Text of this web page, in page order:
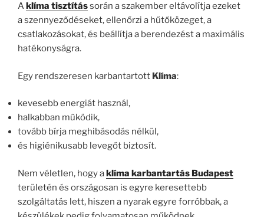
A klíma tisztítássorán a szakember eltávolítja ezeket
a szennyeződéseket, ellenőrzi a hűtőközeget, a
csatlakozásokat, és beállítja a berendezést a maximális
hatékonyságra.
Egy rendszeresen karbantartott Klíma:
kevesebb energiát használ,
halkabban működik,
tovább bírja meghibásodás nélkül,
és higiénikusabb levegőt biztosít.
Nem véletlen, hogy aklíma karbantartás Budapest
területén és országosan is egyre keresettebb
szolgáltatás lett, hiszen a nyarak egyre forróbbak, a